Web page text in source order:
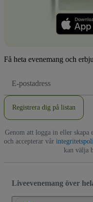
Få heta evenemang och
postadress
Registrera dig på listan
Genom att logga in eller skapa
och accepterar vår
kan välja
Liveevenemang över